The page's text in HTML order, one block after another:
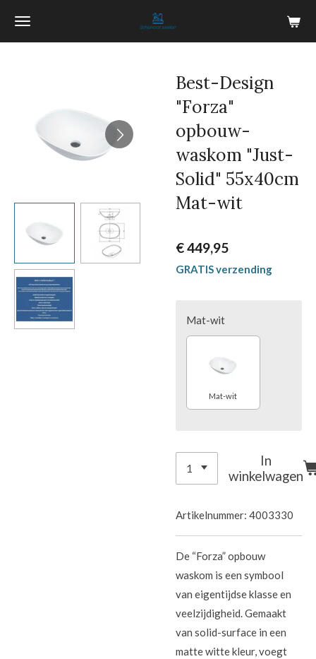
Ga
Best-Design
"Forza"
opbouw-
waskom "Just-
Solid" 55x40cm
Mat-wit
€ 449,95
GRATIS verzending
Mat-wit
Mat-wit
In
winkelwagen
Artikelnummer: 4003330
De “Forza” opbouw
waskom is een symbool
van eigentijdse klasse en
veelzijdigheid. Gemaakt
van solid-surface in een
matte witte kleur, voegt